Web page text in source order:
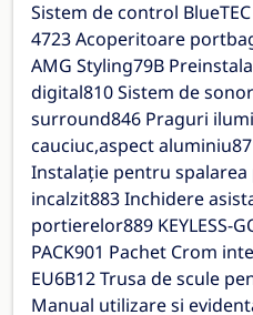
Sistem de control
4723 Acoperitoare
AMG Styling79B
digital810 Sistem de
surround846 Praguri
cauciuc,aspect
Instalaţie pentru
incalzit883 Inchidere
portierelor889 KEYLESS-
PACK901 Pachet Crom
EU6B12 Trusa de scule
Manual utilizare si